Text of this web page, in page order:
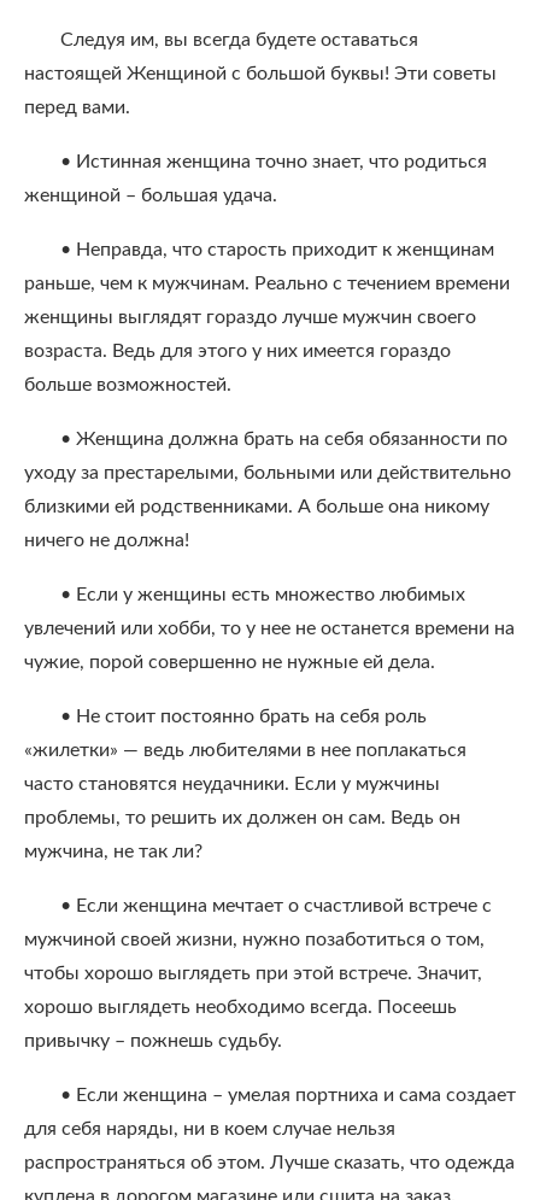
Следуя им, вы всегда будете оставаться
настоящей Женщиной с большой буквы! Эти советы
перед вами.
• Истинная женщина точно знает, что родиться
женщиной – большая удача.
• Неправда, что старость приходит к женщинам
раньше, чем к мужчинам. Реально с течением времени
женщины выглядят гораздо лучше мужчин своего
возраста. Ведь для этого у них имеется гораздо
больше возможностей.
• Женщина должна брать на себя обязанности по
уходу за престарелыми, больными или действительно
близкими ей родственниками. А больше она никому
ничего не должна!
• Если у женщины есть множество любимых
увлечений или хобби, то у нее не останется времени на
чужие, порой совершенно не нужные ей дела.
• Не стоит постоянно брать на себя роль
«жилетки» — ведь любителями в нее поплакаться
часто становятся неудачники. Если у мужчины
проблемы, то решить их должен он сам. Ведь он
мужчина, не так ли?
• Если женщина мечтает о счастливой встрече с
мужчиной своей жизни, нужно позаботиться о том,
чтобы хорошо выглядеть при этой встрече. Значит,
хорошо выглядеть необходимо всегда. Посеешь
привычку – пожнешь судьбу.
• Если женщина – умелая портниха и сама создает
для себя наряды, ни в коем случае нельзя
распространяться об этом. Лучше сказать, что одежда